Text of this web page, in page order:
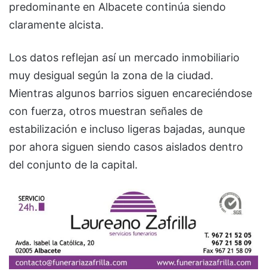
predominante en Albacete continúa siendo
claramente alcista.
Los datos reflejan así un mercado inmobiliario
muy desigual según la zona de la ciudad.
Mientras algunos barrios siguen encareciéndose
con fuerza, otros muestran señales de
estabilización e incluso ligeras bajadas, aunque
por ahora siguen siendo casos aislados dentro
del conjunto de la capital.